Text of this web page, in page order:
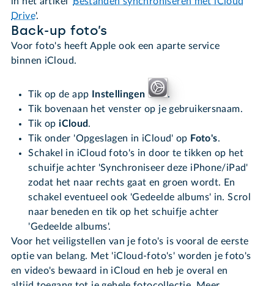
Drive'.
Back-up foto’s
Voor foto's heeft Apple ook een aparte service
binnen iCloud.
Tik op de app Instellingen
.
Tik bovenaan het venster op je gebruikersnaam.
Tik opiCloud.
Tik onder 'Opgeslagen in iCloud' op Foto's.
Schakel in iCloud foto's in door te tikken op het
schuifje achter 'Synchroniseer deze iPhone/iPad'
zodat het naar rechts gaat en groen wordt. En
schakel eventueel ook 'Gedeelde albums' in. Scrol
naar beneden en tik op het schuifje achter
'Gedeelde albums'.
Voor het veiligstellen van je foto's is vooral de eerste
optie van belang. Met 'iCloud-foto's' worden je foto's
en video's bewaard in iCloud en heb je overal en